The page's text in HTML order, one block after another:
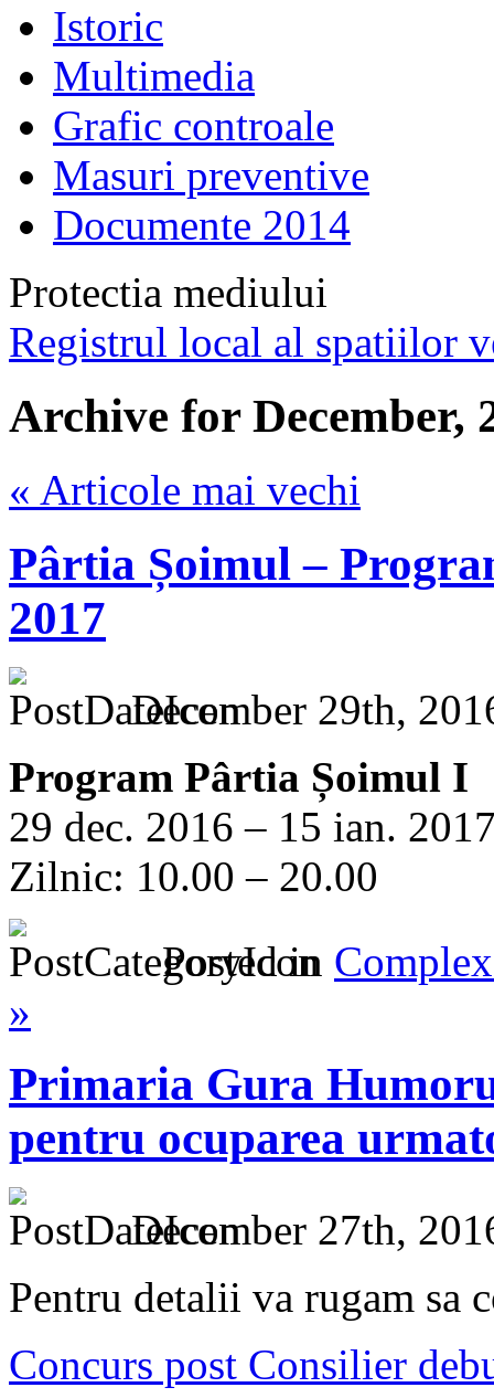
Istoric
Multimedia
Grafic controale
Masuri preventive
Documente 2014
Protectia mediului
Registrul local al spatiilor
Archive for December,
« Articole mai vechi
Pârtia Șoimul –
2017
December 29th,
Program Pârtia Șoimul I
29 dec. 2016 – 15 ian.
Zilnic: 10.00 – 20.00
Posted in
»
Primaria Gura
pentru ocuparea
December 27th,
Pentru detalii va rugam sa
Concurs post Consilier